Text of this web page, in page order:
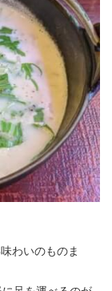
わいのものま